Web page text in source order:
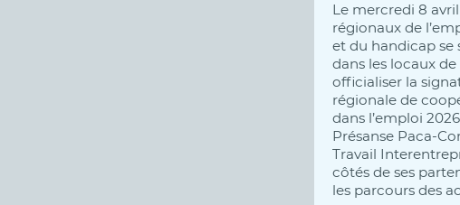
Le mercredi 8
régionaux de
et du handicap se
dans les locaux
officialiser la
régionale de
dans l’emploi
Présanse Paca-
Travail
côtés de ses
les parcours des